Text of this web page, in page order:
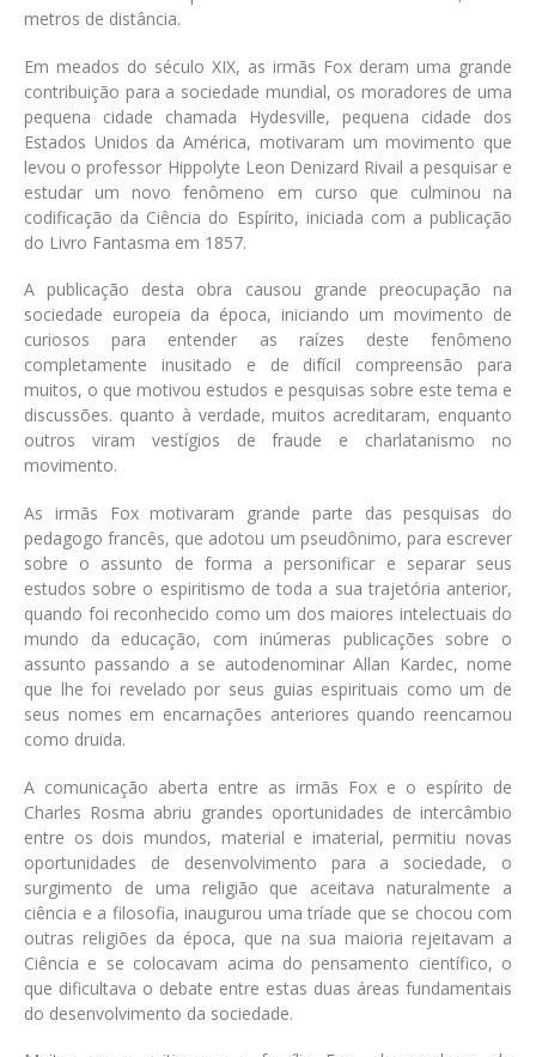
metros de distância.
Em meados do século XIX, as irmãs Fox deram uma grande
contribuição para a sociedade mundial, os moradores de uma
pequena cidade chamada Hydesville, pequena cidade dos
Estados Unidos da América, motivaram um movimento que
levou o professor Hippolyte Leon Denizard Rivail a pesquisar e
estudar um novo fenômeno em curso que culminou na
codificação da Ciência do Espírito, iniciada com a publicação
do Livro Fantasma em 1857.
A publicação desta obra causou grande preocupação na
sociedade europeia da época, iniciando um movimento de
curiosos para entender as raízes deste fenômeno
completamente inusitado e de difícil compreensão para
muitos, o que motivou estudos e pesquisas sobre este tema e
discussões. quanto à verdade, muitos acreditaram, enquanto
outros viram vestígios de fraude e charlatanismo no
movimento.
As irmãs Fox motivaram grande parte das pesquisas do
pedagogo francês, que adotou um pseudônimo, para escrever
sobre o assunto de forma a personificar e separar seus
estudos sobre o espiritismo de toda a sua trajetória anterior,
quando foi reconhecido como um dos maiores intelectuais do
mundo da educação, com inúmeras publicações sobre o
assunto passando a se autodenominar Allan Kardec, nome
que lhe foi revelado por seus guias espirituais como um de
seus nomes em encarnações anteriores quando reencarnou
como druida.
A comunicação aberta entre as irmãs Fox e o espírito de
Charles Rosma abriu grandes oportunidades de intercâmbio
entre os dois mundos, material e imaterial, permitiu novas
oportunidades de desenvolvimento para a sociedade, o
surgimento de uma religião que aceitava naturalmente a
ciência e a filosofia, inaugurou uma tríade que se chocou com
outras religiões da época, que na sua maioria rejeitavam a
Ciência e se colocavam acima do pensamento científico, o
que dificultava o debate entre estas duas áreas fundamentais
do desenvolvimento da sociedade.